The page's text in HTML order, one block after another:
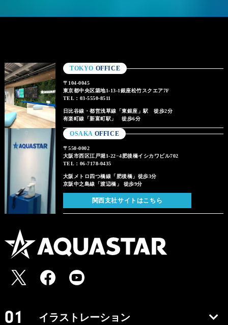
TOKYO OFFICE
〒104-0045
東京都中央区築地1-13-1銀座松竹スクエア7F
TEL：03-5550-8511
日比谷線・都営浅草線「東銀座」駅 徒歩2分
有楽町線「新富町駅」 徒歩6分
OSAKA OFFICE
〒550-0002
大阪市西区江戸堀1-22−4肥後橋イシカワビル702
TEL：06-7178-0435
大阪メトロ四つ橋線「肥後橋」徒歩3分
京阪中之島線「渡辺橋」 徒歩9分
関西支社サイトはこちら
イラストレーション